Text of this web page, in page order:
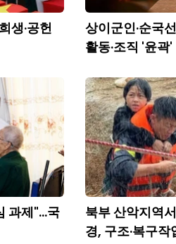
생·공헌
상이군인·순국
활동·조직 '윤곽'
과제"...국
북부 산악지역
경, 구조·복구작